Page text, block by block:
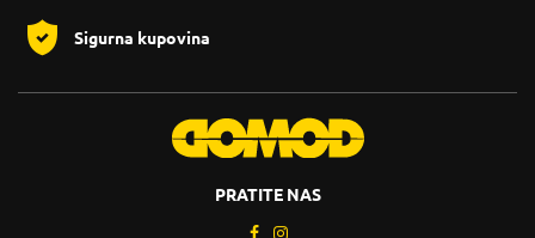
Sigurna kupovina
PRATITE NAS